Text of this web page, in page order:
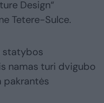
Design“
Tetere-Sulce.
statybos
namas turi dvigubo
pakrantės